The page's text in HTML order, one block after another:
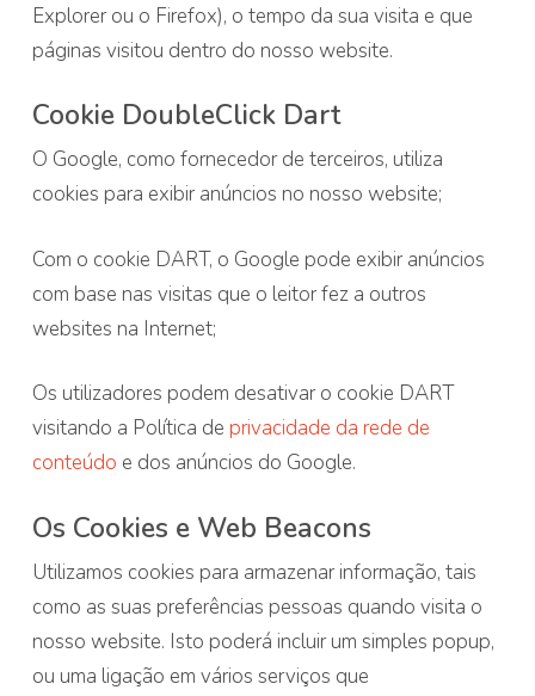
Explorer ou o Firefox), o tempo da sua visita e que
páginas visitou dentro do nosso website.
Cookie DoubleClick Dart
O Google, como fornecedor de terceiros, utiliza
cookies para exibir anúncios no nosso website;
Com o cookie DART, o Google pode exibir anúncios
com base nas visitas que o leitor fez a outros
websites na Internet;
Os utilizadores podem desativar o cookie DART
visitando a Política de privacidade da rede de
conteúdo e dos anúncios do Google.
Os Cookies e Web Beacons
Utilizamos cookies para armazenar informação, tais
como as suas preferências pessoas quando visita o
nosso website. Isto poderá incluir um simples popup,
ou uma ligação em vários serviços que